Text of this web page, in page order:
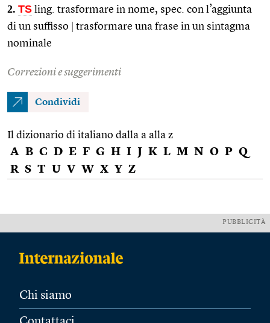
2. TS ling. trasformare in nome, spec. con l’aggiunta
di un suffisso
trasformare una frase in un sintagma
nominale
Correzioni e suggerimenti
Condividi
Il dizionario di italiano dalla a alla z
A B C D E F G H I J K L M N O P Q
R S T U V W X Y Z
PUBBLICITÀ
Chi siamo